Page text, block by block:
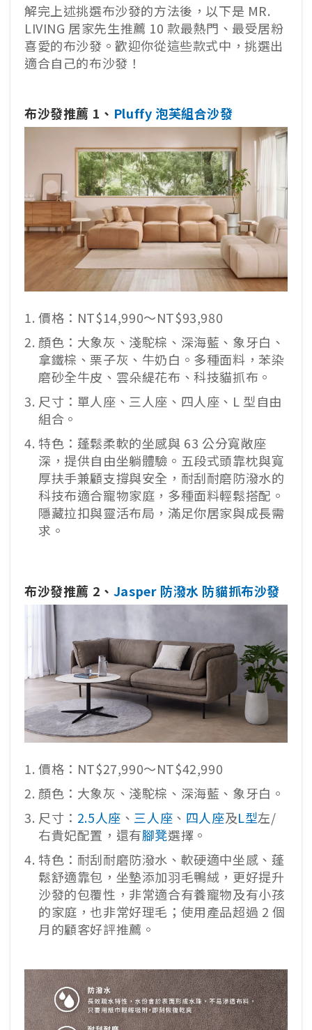
解完上述挑選布沙發的方法後，以下是 MR.
LIVING 居家先生推薦 10 款最熱門、最受居粉
喜愛的布沙發。歡迎你從這些款式中，挑選出
適合自己的布沙發！
布沙發推薦 1、 Pluffy 泡芙組合沙發
價格：NT$14,990～NT$93,980
顏色：大象灰、淺駝棕、深海藍、象牙白、
拿鐵棕、栗子灰、牛奶白。多種面料，苯染
磨砂全牛皮、雲朵緹花布、科技貓抓布。
尺寸：單人座、三人座、四人座、L 型自由
組合。
特色：蓬鬆柔軟的坐感與 63 公分寬敞座
深，提供自由坐躺體驗。五段式頭靠枕與寬
厚扶手兼顧支撐與安全，耐刮耐磨防潑水的
科技布適合寵物家庭，多種面料輕鬆搭配。
隱藏拉扣與靈活布局，滿足你居家與成長需
求。
布沙發推薦 2、 Jasper 防潑水 防貓抓布沙發
價格：NT$27,990～NT$42,990
顏色：大象灰、淺駝棕、深海藍、象牙白。
尺寸： 2.5人座 、 三人座 、 四人座及L型左/
右貴妃配置，還有腳凳選擇。
特色：耐刮耐磨防潑水、軟硬適中坐感、蓬
鬆舒適靠包，坐墊添加羽毛鴨絨，更好提升
沙發的包覆性，非常適合有養寵物及有小孩
的家庭，也非常好理毛；使用產品超過 2 個
月的顧客好評推薦。